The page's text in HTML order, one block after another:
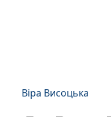
Віра Висоцька